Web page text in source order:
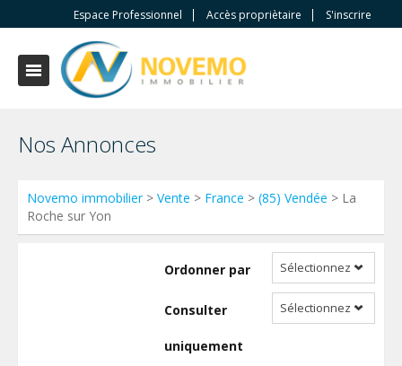
Espace Professionnel Accès propriètaire S'inscrire
Nos Annonces
Novemo immobilier> Vente > France > (85) Vendée > La
Roche sur Yon
Ordonner par Sélectionnez
Consulter
uniquement
Sélectionnez